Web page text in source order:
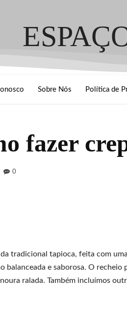
Sobre Nós Política de
fazer
0
tradicional tapioca, feita com
balanceada e saborosa. O
ralada. Também incluímos